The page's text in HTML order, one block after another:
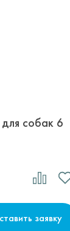
собак 6
заявку